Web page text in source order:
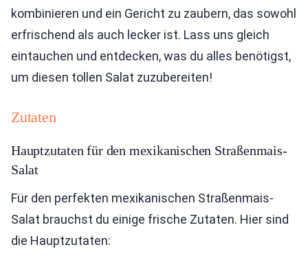
kombinieren und ein Gericht zu zaubern, das sowohl
erfrischend als auch lecker ist. Lass uns gleich
eintauchen und entdecken, was du alles benötigst,
um diesen tollen Salat zuzubereiten!
Zutaten
Hauptzutaten für den mexikanischen Straßenmais-
Salat
Für den perfekten mexikanischen Straßenmais-
Salat brauchst du einige frische Zutaten. Hier sind
die Hauptzutaten: